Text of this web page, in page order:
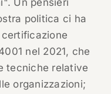
Un pensieri
politica ci ha
nel 2021, che
tecniche relative
organizzazioni;